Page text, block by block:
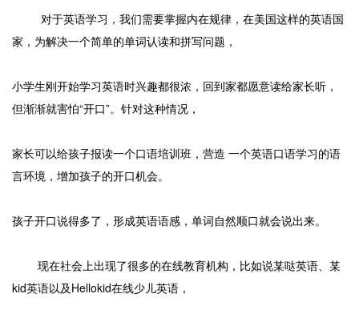
对于英语学习，我们需要掌握内在规律，在美国这样的英语国
家，为解决一个简单的单词认读和拼写问题，
小学生刚开始学习英语时兴趣都很浓，回到家都愿意读给家长听，
但渐渐就害怕“开口”。针对这种情况，
家长可以给孩子报读一个口语培训班，营造 一个英语口语学习的语
言环境，增加孩子的开口机会。
孩子开口说得多了，形成英语语感，单词自然顺口就会说出来。
现在社会上出现了很多的在线教育机构，比如说某哒英语、某
kid英语以及Hellokid在线少儿英语，